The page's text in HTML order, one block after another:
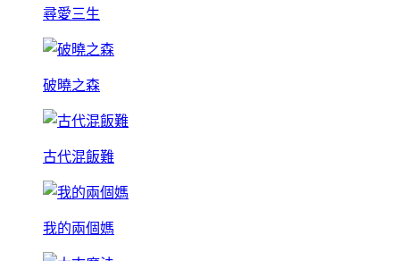
尋愛三生
破曉之森
古代混飯難
我的兩個媽